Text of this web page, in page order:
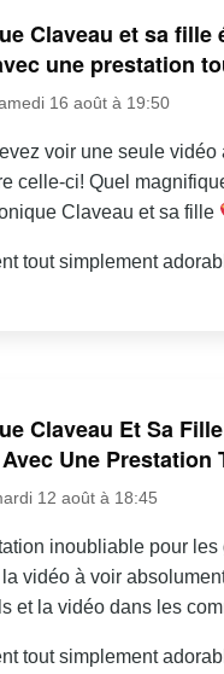
Claveau et sa fille
une prestation
16 août à 19:50
voir une seule vidéo
celle-ci! Quel
Claveau et sa fille
tout simplement
Claveau Et Sa
Une Prestation
12 août à 18:45
inoubliable pour les
vidéo à voir
et la vidéo dans les
tout simplement